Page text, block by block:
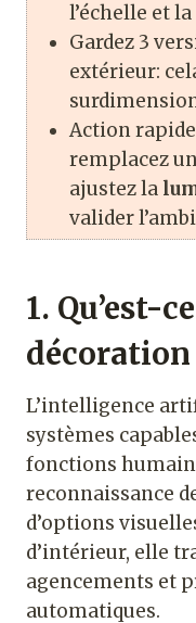
l’échelle et la
Gardez 3
extérieur:
Action
remplacez
ajustez la
valider
1. Qu’est-
L’intelligence
systèmes
fonctions
reconnaissance
d’options
d’intérieur, elle
agencements et
automatiques.